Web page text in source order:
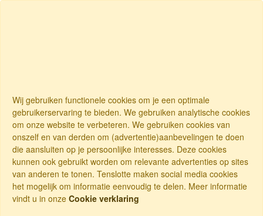
Wij gebruiken functionele cookies om je een optimale
gebruikerservaring te bieden. We gebruiken analytische cookies
om onze website te verbeteren. We gebruiken cookies van
onszelf en van derden om (advertentie)aanbevelingen te doen
die aansluiten op je persoonlijke interesses. Deze cookies
kunnen ook gebruikt worden om relevante advertenties op sites
van anderen te tonen. Tenslotte maken social media cookies
het mogelijk om informatie eenvoudig te delen. Meer informatie
vindt u in onze Cookie verklaring